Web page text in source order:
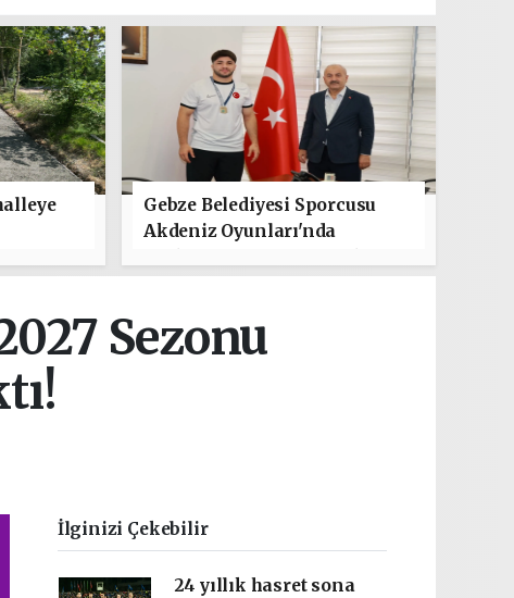
Gebze Belediyesi Sporcusu
Akdeniz Oyunları'nda
Sezonu
İlginizi Çekebilir
24 yıllık hasret sona